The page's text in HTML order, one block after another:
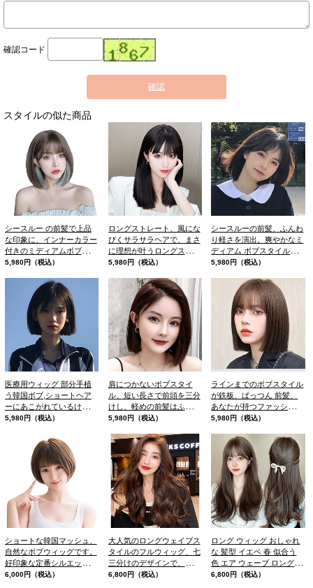
確認コード
確認
スタイルの似た商品
シースルー の前髪で上品
な印象に、インナーカラー
付きのミディアムボブスタ
イルです。耳掛けスタイル
り魅せるのも、ァッション
ウィッグに革命を。
5,980円（税込）
ロングストレート、風にな
びくサラサラヘアで、まさ
に理想が叶うロングスタイ
ル、ボディラインも綺麗に
5,980円（税込）
シースルーの前髪、ふんわ
り軽さを演出。爽やかなミ
ディアム ボブスタイルで
す。まるで優しい風をまと
5,980円（税込）
医療用ウィッグ 部分手植
う韓国ボブ,ショートヘア
ーにあこがれているけど、
短くするには踏み出せない
5,980円（税込）
肩につかないボブスタイ
ル、短い長さで前頭を三分
けし、軽めの前髪はふんわ
り丸みのあるシルエットに
5,980円（税込）
ラインまでのボブスタイル
が鉄板、ぱっつん 前髪、
あなたが持つファッション
ウィッグへのイメージが変
5,980円（税込）
ショートな韓国マッシュ、
自然なボブウィッグです。
好印象な定番シルエット、
愛されショートボブ。
6,000円（税込）
大人気のロングウェイブス
タイルのフルウィッグ、七
三分けのデザインで、毛並
みがラグジュアリーできれ
6,800円（税込）
ロング ウィッグ おしゃれ
な 髪型 イエベ 春 似合う
色 エア ウェーブ ロング パ
ーマ
6,800円（税込）